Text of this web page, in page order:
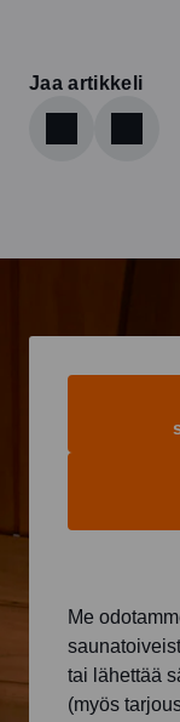
Jaa artikkeli
Me
tai lähettää
(myös